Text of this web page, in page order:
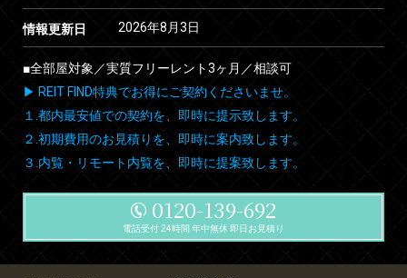
情報更新日 2026年8月3日
■全部屋対象／実質フリーレント3ヶ月／相談可
▶ REIT FIND特典でお得にご契約くださいませ。
１.都内最安値での契約を、即時に提示致します。
２.初期費用のお見積りを、即時に案内致します。
３.内覧・リモート内覧を、即時に提案致します。
0120-139-692
電話受付 24時間 年中無休 即日お見積り